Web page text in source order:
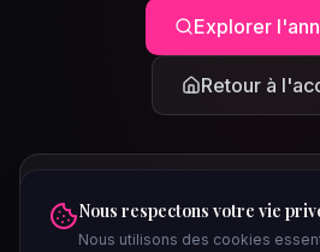
Explorer
Retour à
Nous respectons votre vie
Nous utilisons des cookies